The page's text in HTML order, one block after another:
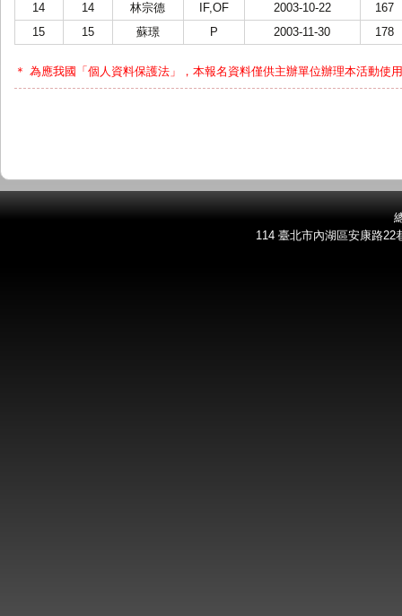
14
14 林宗德 IF,OF 2003-10-22
167
15
15 蘇璟 P 2003-11-30 178
＊ 為應我國「個人資料保護法」，本報名資料僅供主辦單位辦理本活動使
114 臺北市內湖區安康路22